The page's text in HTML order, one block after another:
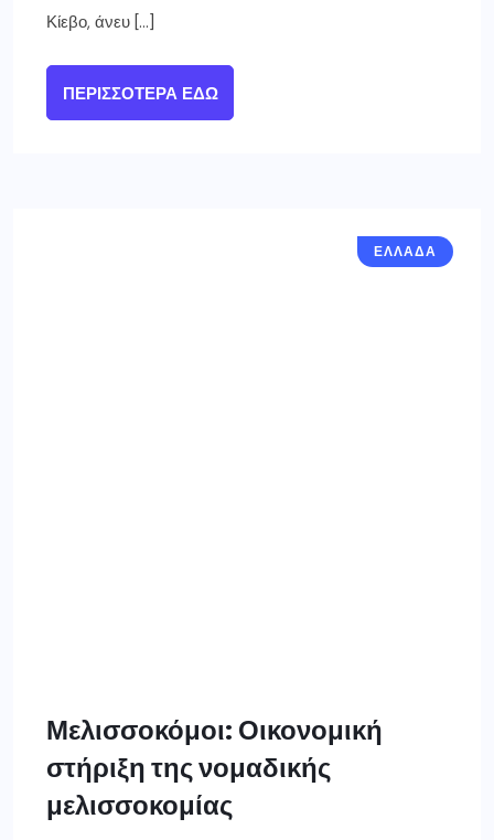
Κίεβο, άνευ […]
ΠΕΡΙΣΣΌΤΕΡΑ ΕΔΏ
ΕΛΛΑΔΑ
Μελισσοκόμοι: Οικονομική
στήριξη της νομαδικής
μελισσοκομίας